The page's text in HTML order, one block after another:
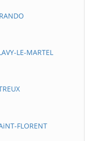
LE-MARTEL
FLORENT